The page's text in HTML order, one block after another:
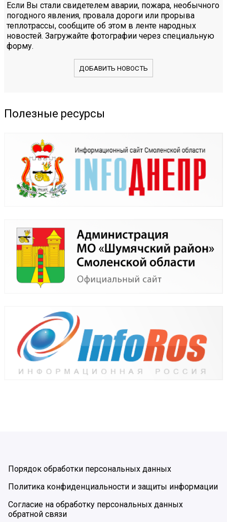
Если Вы стали свидетелем аварии, пожара, необычного
погодного явления, провала дороги или прорыва
теплотрассы, сообщите об этом в ленте народных
новостей. Загружайте фотографии через специальную
форму.
ДОБАВИТЬ НОВОСТЬ
Полезные ресурсы
Порядок обработки персональных данных
Политика конфиденциальности и защиты информации
Согласие на обработку персональных данных
обратной связи